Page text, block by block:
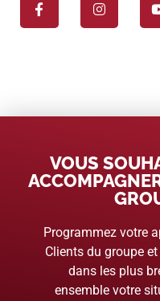
VOUS
Programmez votre
Clients du groupe
dans les plus
ensemble votre